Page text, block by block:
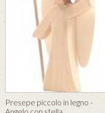
Presepe piccolo in legno -